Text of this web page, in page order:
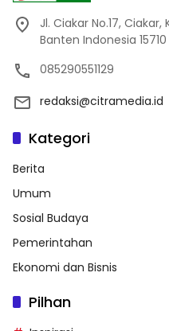
Jl. Ciakar No.17,
Banten Indonesia 15710
085290551129
redaksi@citramedia.id
Kategori
Berita
Umum
Sosial Budaya
Pemerintahan
Ekonomi dan Bisnis
Pilhan